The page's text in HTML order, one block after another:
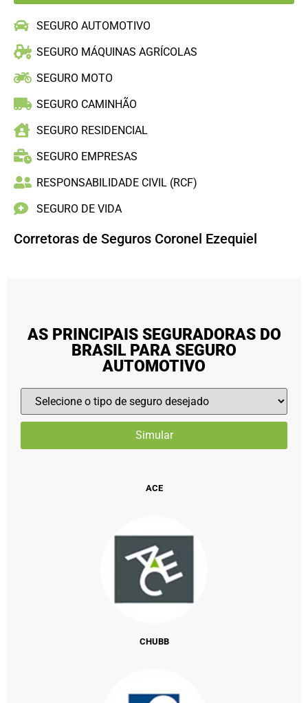
SEGURO AUTOMOTIVO
SEGURO MÁQUINAS AGRÍCOLAS
SEGURO MOTO
SEGURO CAMINHÃO
SEGURO RESIDENCIAL
SEGURO EMPRESAS
RESPONSABILIDADE CIVIL (RCF)
SEGURO DE VIDA
Corretoras de Seguros Coronel Ezequiel
AS PRINCIPAIS SEGURADORAS DO
BRASIL PARA SEGURO
AUTOMOTIVO
ACE
CHUBB